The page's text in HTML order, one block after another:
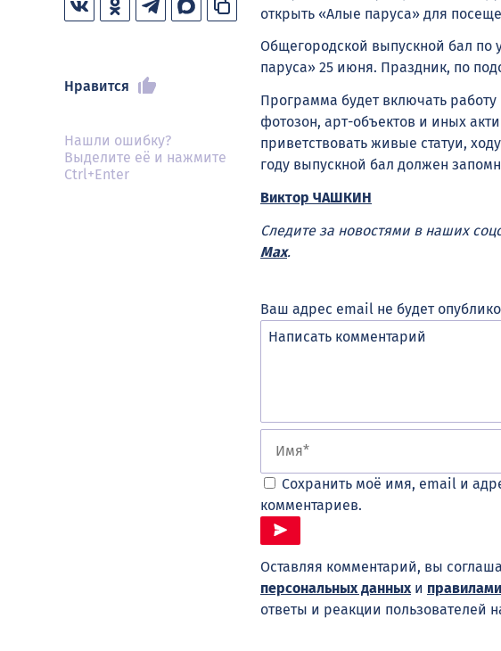
Нравится
Нашли ошибку?
Выделите её и нажмите
Ctrl+Enter
открыть «Алые паруса» для
Общегородской выпускной бал
паруса» 25 июня. Праздник, по
Программа будет включать
фотозон, арт-объектов и иных
приветствовать живые статуи,
году выпускной бал должен
Виктор ЧАШКИН
Следите за новостями в наших
Max.
Ваш адрес email не будет
Сохранить моё имя, email и
комментариев.
Оставляя комментарий, вы
персональных данных и
ответы и реакции пользователей